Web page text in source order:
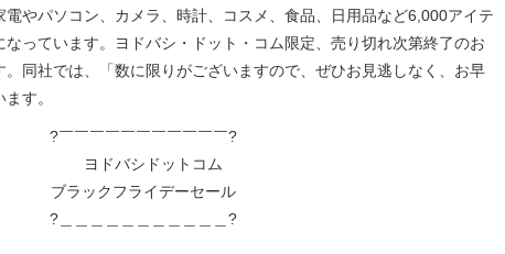
やパソコン、カメラ、時計、コスメ、食品、日用品など6,000アイテ
なっています。ヨドバシ・ドット・コム限定、売り切れ次第終了のお
同社では、「数に限りがございますので、ぜひお見逃しなく、お早
す。
?￣￣￣￣￣￣￣￣￣￣￣?
ヨドバシドットコム
ブラックフライデーセール
?＿＿＿＿＿＿＿＿＿＿＿?